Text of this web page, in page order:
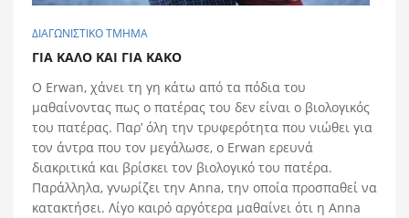
ΔΙΑΓΩΝΙΣΤΙΚΟ ΤΜΗΜΑ
ΓΙΑ ΚΑΛO ΚΑΙ ΓΙΑ ΚΑΚO
O Erwan, χάνει τη γη κάτω από τα πόδια του
μαθαίνοντας πως ο πατέρας του δεν είναι ο βιολογικός
του πατέρας. Παρ’ όλη την τρυφερότητα που νιώθει για
τον άντρα που τον μεγάλωσε, ο Erwan ερευνά
διακριτικά και βρίσκει τον βιολογικό του πατέρα.
Παράλληλα, γνωρίζει την Anna, την οποία προσπαθεί να
κατακτήσει. Λίγο καιρό αργότερα μαθαίνει ότι η Anna